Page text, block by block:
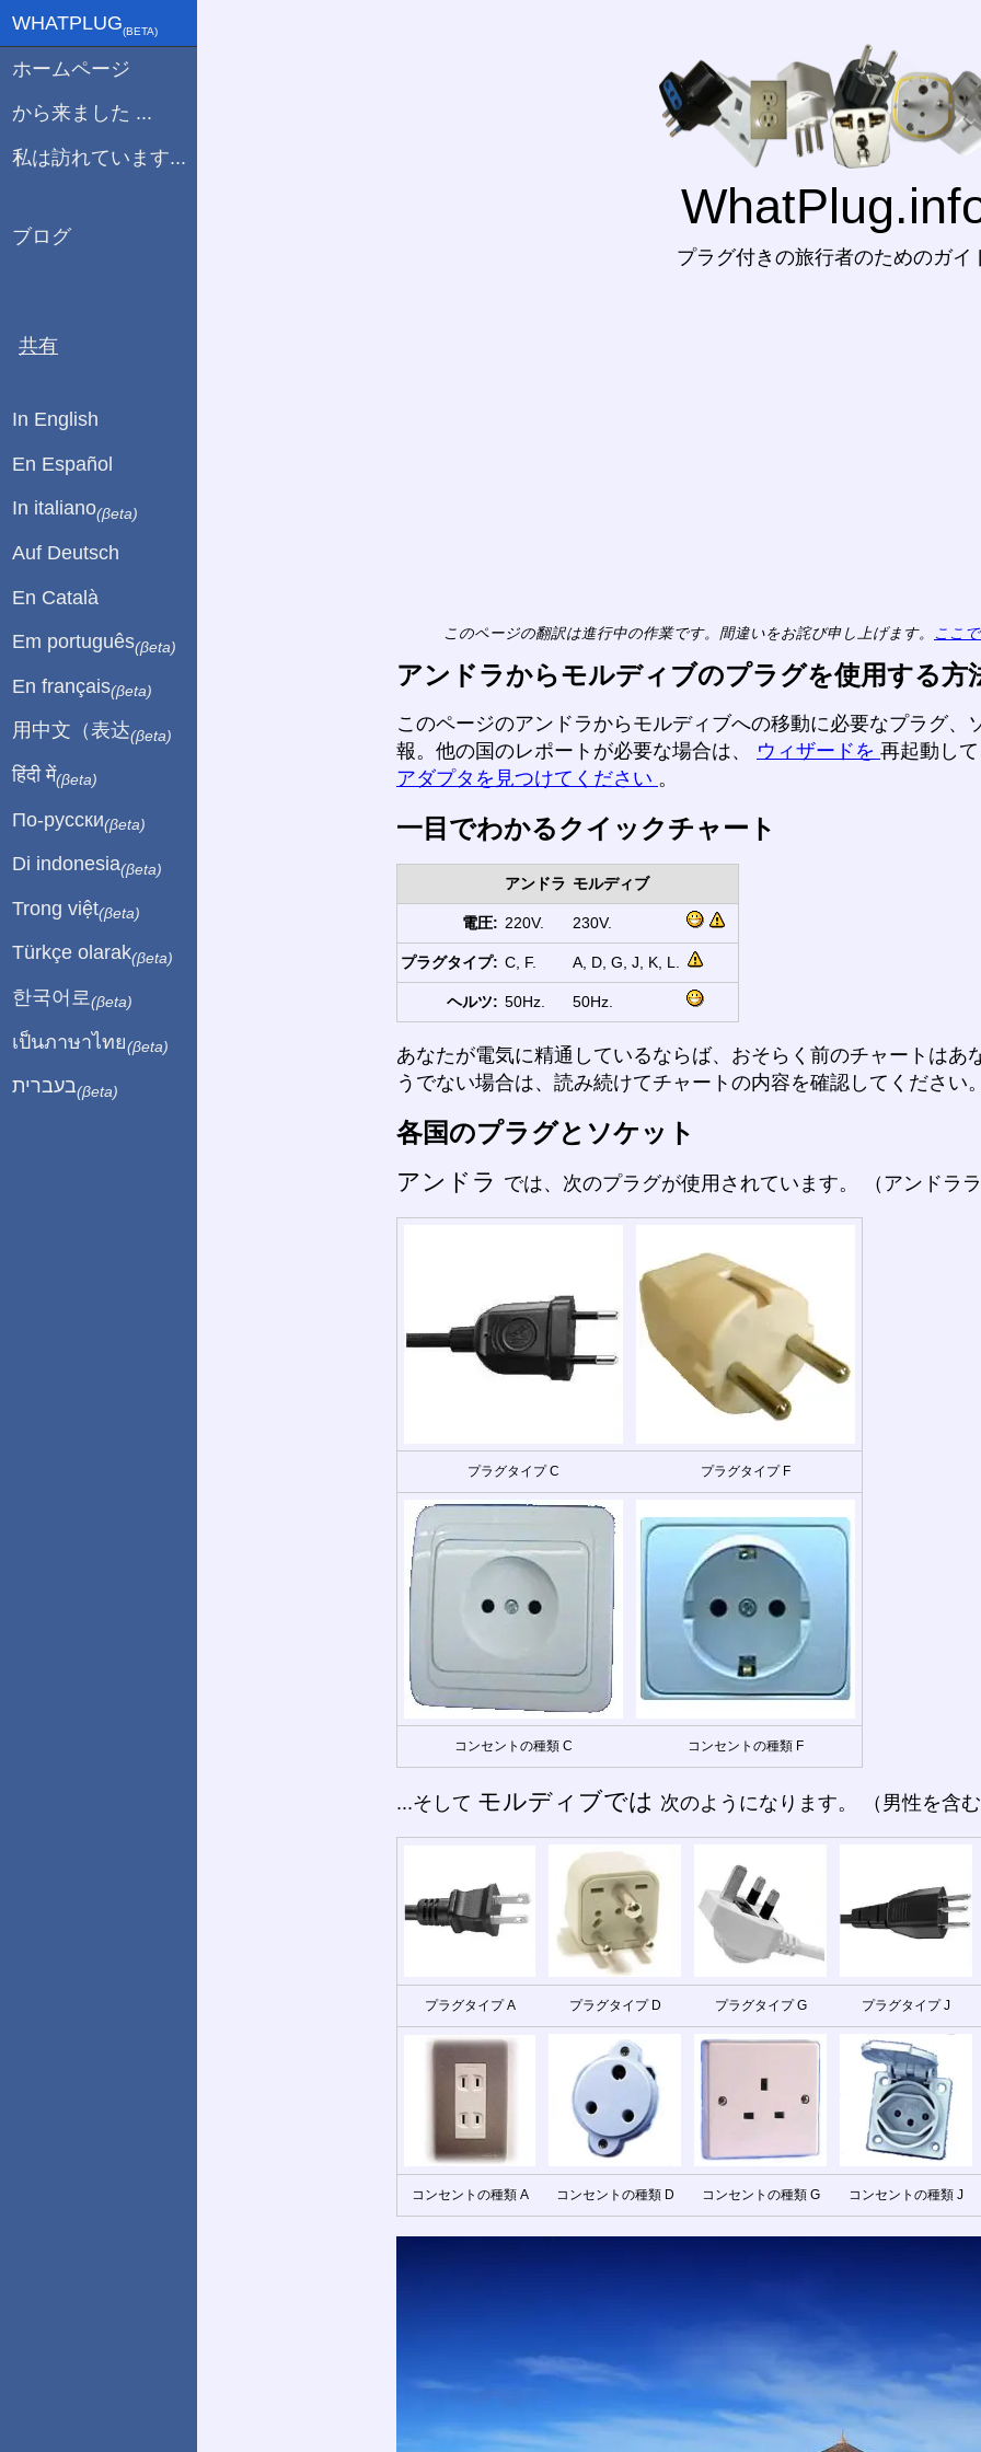
プラグ付きの旅行者のためのガイ
このページの翻訳は進行中の作業です。間違いをお詫び申し上げます。 ここ
アンドラからモルディブのプラグを使用する方
このページのアンドラからモルディブへの移動に必要なプラグ、
報。他の国のレポートが必要な場合は、 ウィザードを 再起動し
アダプタを見つけてください 。
一目でわかるクイックチャート
アンドラ モルディブ
電圧: 220V. 230V.
プラグタイプ: C, F. A, D, G, J, K, L.
ヘルツ: 50Hz. 50Hz.
あなたが電気に精通しているならば、おそらく前のチャートはあ
うでない場合は、読み続けてチャートの内容を確認してください
各国のプラグとソケット
アンドラ では、次のプラグが使用されています。 （アンドラ
プラグタイプ C プラグタイプ F
コンセントの種類 C コンセントの種類 F
...そして モルディブでは 次のようになります。 （男性を含
プラグタイプ A プラグタイプ D プラグタイプ G プラグタイプ J
コンセントの種類 A コンセントの種類 D コンセントの種類 G コンセントの種類 J
WHATPLUG(ΒETA)
ホームページ
から来ました ...
私は訪れています...
ブログ
共有
In English
En Español
In italiano(βeta)
Auf Deutsch
En Català
Em português(βeta)
En français(βeta)
用中文（表达(βeta)
हिंदी में(βeta)
По-русски(βeta)
Di indonesia(βeta)
Trong việt(βeta)
Türkçe olarak(βeta)
한국어로 (βeta)
เป็นภาษาไทย(βeta)
בעברית(βeta)